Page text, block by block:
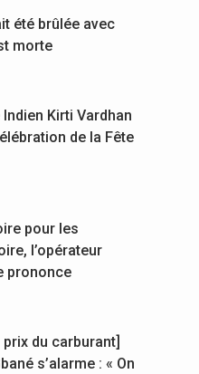
été brûlée avec
morte
Kirti Vardhan
de la Fête
pour les
l’opérateur
prononce
du carburant]
s’alarme : « On